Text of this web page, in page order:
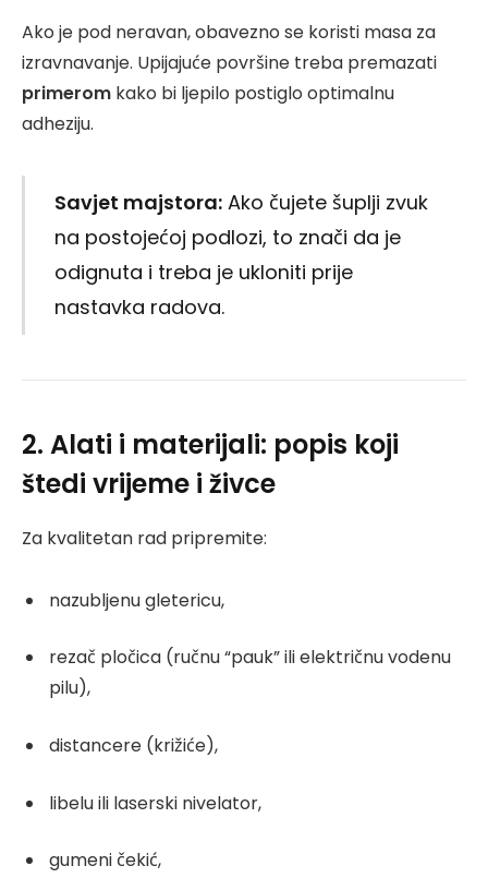
Ako je pod neravan, obavezno se koristi masa za
izravnavanje. Upijajuće površine treba premazati
primerom kako bi ljepilo postiglo optimalnu
adheziju.
Savjet majstora:Ako čujete šuplji zvuk
na postojećoj podlozi, to znači da je
odignuta i treba je ukloniti prije
nastavka radova.
2. Alati i materijali: popis koji
štedi vrijeme i živce
Za kvalitetan rad pripremite:
nazubljenu gletericu,
rezač pločica (ručnu “pauk” ili električnu vodenu
pilu),
distancere (križiće),
libelu ili laserski nivelator,
gumeni čekić,